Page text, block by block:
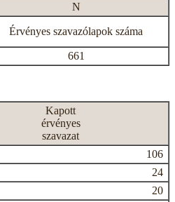
N
Érvényes szavazólapok száma
661
Kapott
érvényes
szavazat
106
24
20